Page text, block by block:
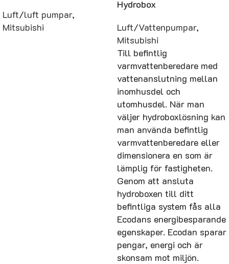
Luft/luft pumpar,
Mitsubishi
Hydrobox
Luft/Vattenpumpar,
Mitsubishi
Till befintlig
varmvattenberedare med
vattenanslutning mellan
inomhusdel och
utomhusdel. När man
väljer hydroboxlösning kan
man använda befintlig
varmvattenberedare eller
dimensionera en som är
lämplig för fastigheten.
Genom att ansluta
hydroboxen till ditt
befintliga system fås alla
Ecodans energibesparande
egenskaper. Ecodan sparar
pengar, energi och är
skonsam mot miljön.